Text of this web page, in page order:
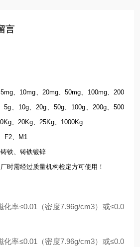
言
、10mg、20mg、50mg、100mg、200
5g、10g、20g、50g、100g、200g、500
、20Kg、25Kg、1000Kg
F2、M1
铁、铸铁镀锌
时需经过质量机构检定方可使用！
率≤0.01（密度7.96g/cm3）或≤0.0
率≤0.01（密度7.96g/cm3）或≤0.0